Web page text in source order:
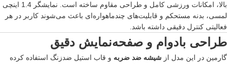
بالا، امکانات ورزشی کامل و طراحی مقاوم ساخته است. نمایشگر 1.4 اینچی
لمسی، بدنه مستحکم و قابلیت‌های چندماهواره‌ای باعث می‌شوند کاربر در هر
فعالیتی کنترل دقیقی داشته باشد.
طراحی بادوام و صفحه‌نمایش دقیق
گارمین در این مدل از شیشه ضد ضربه و قاب استیل ضدزنگ استفاده کرده